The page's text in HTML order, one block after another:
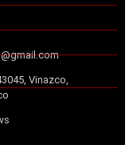
Vinazco,